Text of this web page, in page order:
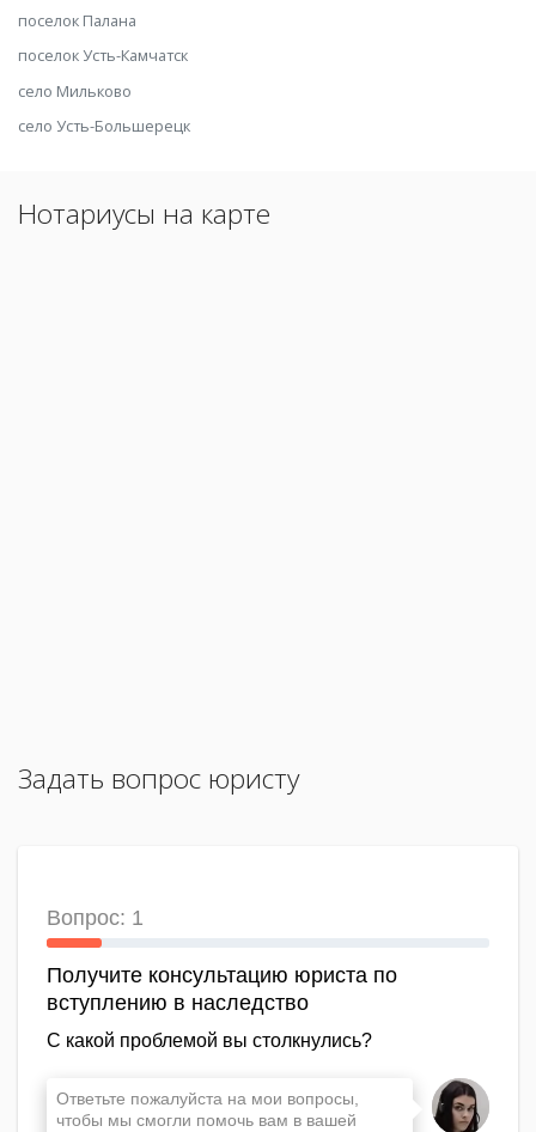
поселок Палана
поселок Усть-Камчатск
село Мильково
село Усть-Большерецк
Нотариусы на карте
Задать вопрос юристу